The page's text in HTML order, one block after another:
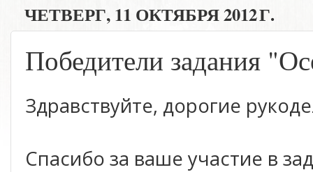
ЧЕТВЕРГ, 11 ОКТЯБРЯ 2012 Г.
Победители задания
Здравствуйте, дорогие
Спасибо за ваше участие в